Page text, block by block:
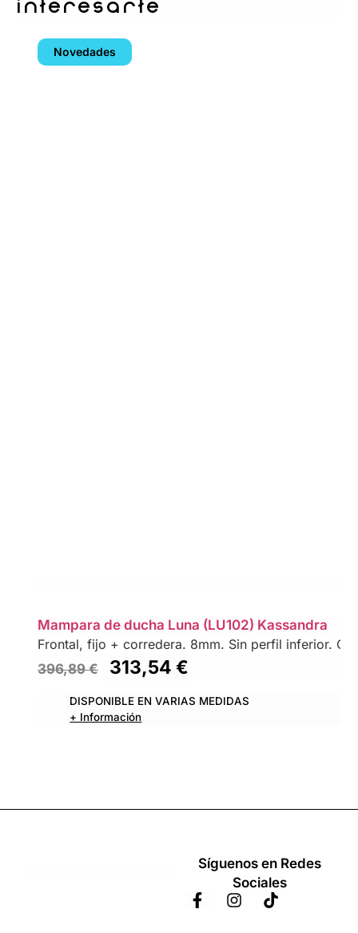
interesarte
Novedades
Mampara de ducha Luna (LU102) Kassandra
Frontal, fijo + corredera. 8mm. Sin perfil inferior.
396,89€ 313,54€
DISPONIBLE EN VARIAS MEDIDAS
+ Información
Síguenos en Redes
Sociales